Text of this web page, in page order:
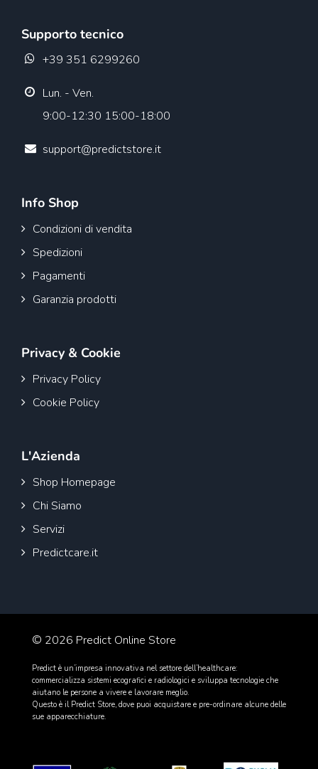
Supporto tecnico
+39 351 6299260
Lun. - Ven.
9:00-12:30 15:00-18:00
support@predictstore.it
Info Shop
Condizioni di vendita
Spedizioni
Pagamenti
Garanzia prodotti
Privacy & Cookie
Privacy Policy
Cookie Policy
L'Azienda
Shop Homepage
Chi Siamo
Servizi
Predictcare.it
© 2026 Predict Online Store
Predict è un’impresa innovativa nel settore dell’healthcare:
commercializza sistemi ecografici e radiologici e sviluppa tecnologie che
aiutano le persone a vivere e lavorare meglio.
Questo è il Predict Store, dove puoi acquistare e pre-ordinare alcune delle
sue apparecchiature.